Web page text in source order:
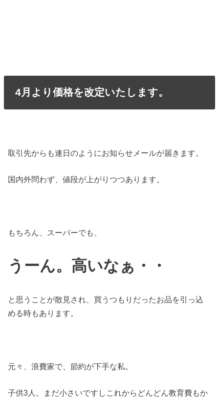
4月より価格を改定いたします。
取引先からも連日のようにお知らせメールが届きます。
国内外問わず、値段が上がりつつあります。
もちろん、スーパーでも、
うーん。高いなぁ・・
と思うことが散見され、買うつもりだったお品を引っ込
める時もあります。
元々、浪費家で、節約が下手な私。
子供3人。まだ小さいですしこれからどんどん教育費もか